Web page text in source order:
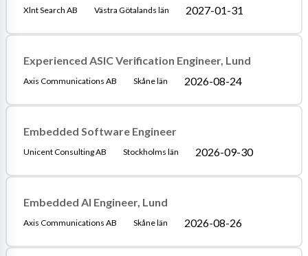
Xlnt Search AB Västra Götalands län 2027-01-31
Experienced ASIC Verification Engineer, Lund
Axis Communications AB Skåne län 2026-08-24
Embedded Software Engineer
Unicent Consulting AB Stockholms län 2026-09-30
Embedded AI Engineer, Lund
Axis Communications AB Skåne län 2026-08-26